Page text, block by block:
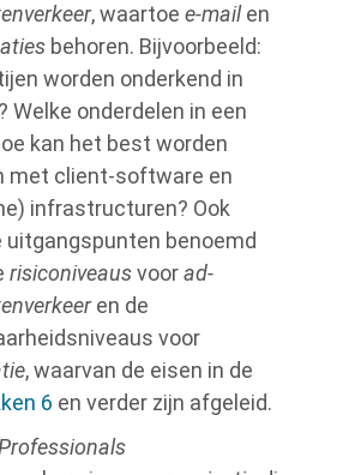
, waartoe e-mailen
behoren. Bijvoorbeeld:
worden onderkend in
Welke onderdelen in een
kan het best worden
met client-software en
infrastructuren? Ook
uitgangspunten benoemd
risiconiveausvoorad-
en de
voor
, waarvan de eisen in de
6 en verder zijn afgeleid.